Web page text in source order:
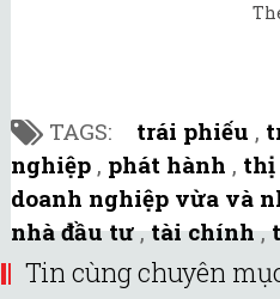
TAGS: trái phiếu ,
nghiệp , phát hành , thị
doanh nghiệp vừa và
nhà đầu tư,tài chính,
Tin cùng chuyên